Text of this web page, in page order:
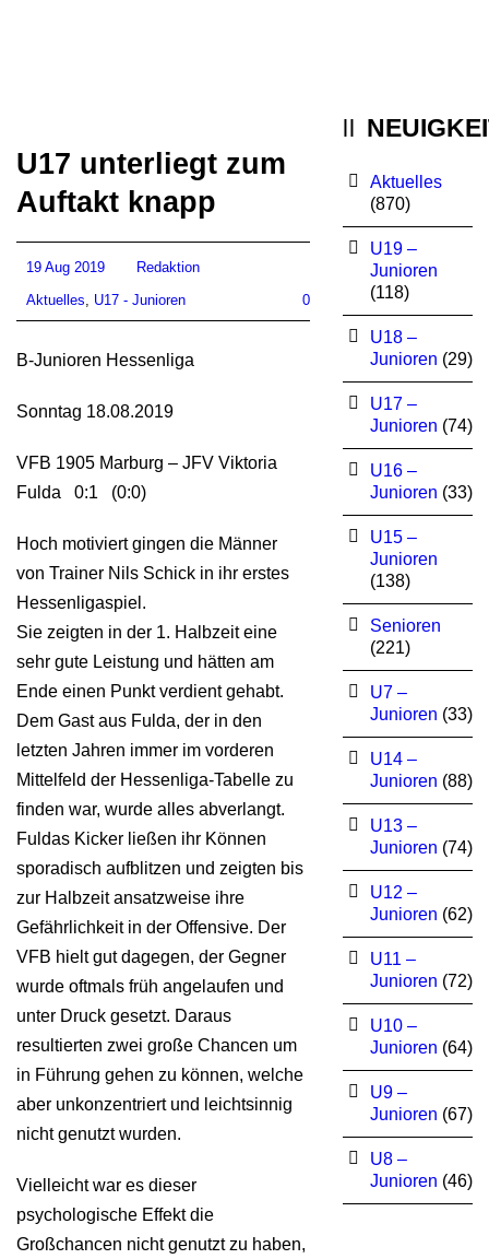
U17 unterliegt zum
Auftakt knapp
19 Aug 2019
Redaktion
Aktuelles, U17 - Junioren 0
B-Junioren Hessenliga
Sonntag 18.08.2019
VFB 1905 Marburg – JFV Viktoria
Fulda 0:1 (0:0)
Hoch motiviert gingen die Männer
von Trainer Nils Schick in ihr erstes
Hessenligaspiel.
Sie zeigten in der 1. Halbzeit eine
sehr gute Leistung und hätten am
Ende einen Punkt verdient gehabt.
Dem Gast aus Fulda, der in den
letzten Jahren immer im vorderen
Mittelfeld der Hessenliga-Tabelle zu
finden war, wurde alles abverlangt.
Fuldas Kicker ließen ihr Können
sporadisch aufblitzen und zeigten bis
zur Halbzeit ansatzweise ihre
Gefährlichkeit in der Offensive. Der
VFB hielt gut dagegen, der Gegner
wurde oftmals früh angelaufen und
unter Druck gesetzt. Daraus
resultierten zwei große Chancen um
in Führung gehen zu können, welche
aber unkonzentriert und leichtsinnig
nicht genutzt wurden.
Vielleicht war es dieser
psychologische Effekt die
Großchancen nicht genutzt zu haben,
Aktuelles
(870)
U19 –
Junioren
(118)
U18 –
Junioren (29)
U17 –
Junioren (74)
U16 –
Junioren (33)
U15 –
Junioren
(138)
Senioren
(221)
U7 –
Junioren (33)
U14 –
Junioren (88)
U13 –
Junioren (74)
U12 –
Junioren (62)
U11 –
Junioren (72)
U10 –
Junioren (64)
U9 –
Junioren (67)
U8 –
Junioren (46)